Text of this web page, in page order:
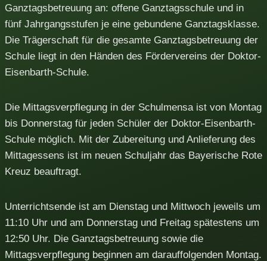
Ganztagsbetreuung an: offene Ganztagsschule und in
fünf Jahrgangsstufen je eine gebundene Ganztagsklasse.
Die Trägerschaft für die gesamte Ganztagsbetreuung der
Schule liegt in den Händen des Fördervereins der Doktor-
Eisenbarth-Schule.
Die Mittagsverpflegung in der Schulmensa ist von Montag
bis Donnerstag für jeden Schüler der Doktor-Eisenbarth-
Schule möglich. Mit der Zubereitung und Anlieferung des
Mittagessens ist im neuen Schuljahr das Bayerische Rote
Kreuz beauftragt.
Unterrichtsende ist am Dienstag und Mittwoch jeweils um
11:10 Uhr und am Donnerstag und Freitag spätestens um
12:50 Uhr. Die Ganztagsbetreuung sowie die
Mittagsverpflegung beginnen am darauffolgenden Montag.